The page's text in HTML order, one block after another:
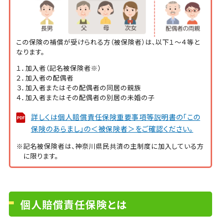
この保険の補償が受けられる方（被保険者）は、以下１～４等と
なります。
１．加入者（記名被保険者※）
２．加入者の配偶者
３．加入者またはその配偶者の同居の親族
４．加入者またはその配偶者の別居の未婚の子
詳しくは個人賠償責任保険重要事項等説明書の「この
保険のあらまし」の＜被保険者＞をご確認ください。
※記名被保険者は、神奈川県民共済の主制度に加入している方
に限ります。
個人賠償責任保険とは